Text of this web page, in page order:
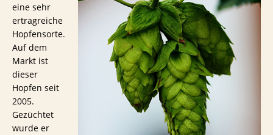
eine sehr
ertragreiche
Hopfensorte.
Auf dem
Markt ist
dieser
Hopfen seit
2005.
Gezüchtet
wurde er